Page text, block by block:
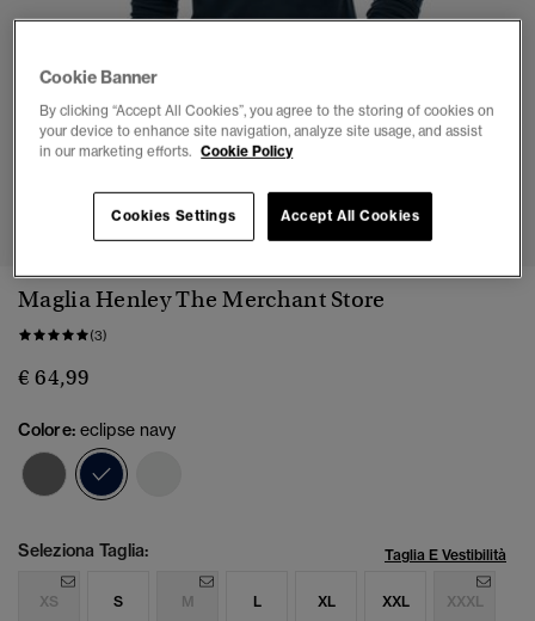
1 2 3 4 5 6
Maglia Henley The Merchant Store
(3)
€ 64,99
Colore: eclipse navy
Seleziona Taglia: Taglia E Vestibilità
XS S M L XL XXL XXXL
Cookie Banner
By clicking “Accept All Cookies”, you agree to the storing of cookies on
your device to enhance site navigation, analyze site usage, and assist
in our marketing efforts. Cookie Policy
Cookies Settings Accept All Cookies